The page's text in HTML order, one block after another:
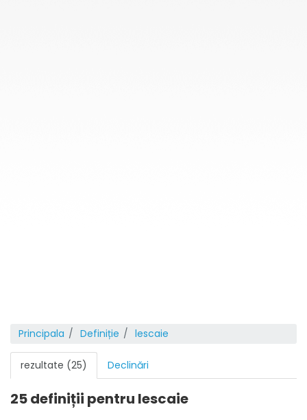
Principala Definiție lescaie
rezultate (25) Declinări
25 definiții pentru lescaie